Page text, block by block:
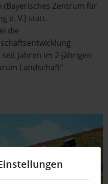
(Bayerisches Zentrum für
e. V.) statt.
die
seit Jahren im 2-jährigen
Landschaft“